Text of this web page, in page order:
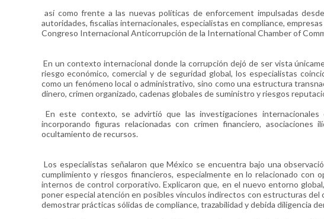
así como frente a las nuevas políticas de enforcement impulsadas
autoridades, fiscalías internacionales, especialistas en compliance,
Congreso Internacional Anticorrupción de la International Chamber of
En un contexto internacional donde la corrupción dejó de ser vista
riesgo económico, comercial y de seguridad global, los especialistas
como un fenómeno local o administrativo, sino como una estructura
dinero, crimen organizado, cadenas globales de suministro y riesgos
En este contexto, se advirtió que las investigaciones
incorporando figuras relacionadas con crimen financiero, asociaciones
ocultamiento de recursos.
Los especialistas señalaron que México se encuentra bajo una
cumplimiento y riesgos financieros, especialmente en lo relacionado con
internos de control corporativo. Explicaron que, en el nuevo entorno
poner especial atención en posibles vínculos indirectos con estructuras del
demostrar prácticas sólidas de compliance, trazabilidad y debida diligencia